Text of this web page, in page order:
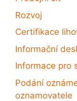
Rozvoj
Certifikace
Informační
Informace pro
Podání
oznamovatele